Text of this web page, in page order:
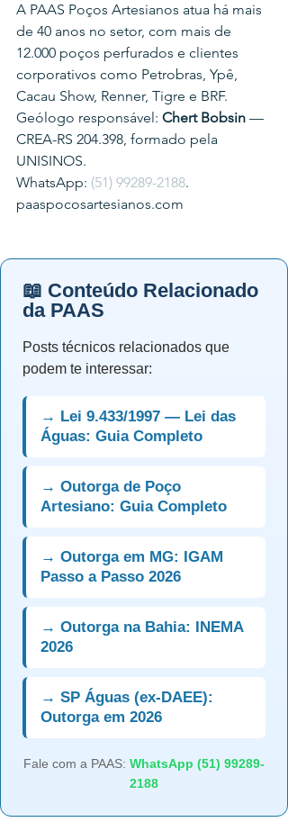
A PAAS Poços Artesianos atua há mais
de 40 anos no setor, com mais de
12.000 poços perfurados e clientes
corporativos como Petrobras, Ypê,
Cacau Show, Renner, Tigre e BRF.
Geólogo responsável: Chert Bobsin —
CREA-RS 204.398, formado pela
UNISINOS.
WhatsApp: (51) 99289-2188.
paaspocosartesianos.com
📖 Conteúdo Relacionado
da PAAS
Posts técnicos relacionados que
podem te interessar:
→ Lei 9.433/1997 — Lei das
Águas: Guia Completo
→ Outorga de Poço
Artesiano: Guia Completo
→ Outorga em MG: IGAM
Passo a Passo 2026
→ Outorga na Bahia: INEMA
2026
→ SP Águas (ex-DAEE):
Outorga em 2026
Fale com a PAAS: WhatsApp (51) 99289-
2188